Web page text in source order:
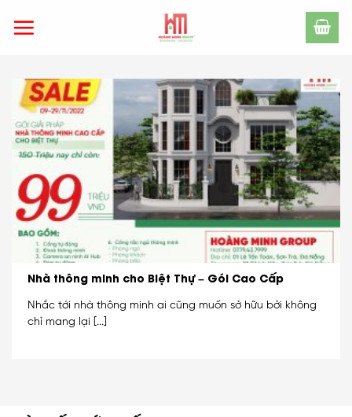
Nhà thông minh cho Biệt Thự – Gói Cao Cấp
Nhắc tới nhà thông minh ai cũng muốn sở hữu bởi không
chỉ mang lại [...]